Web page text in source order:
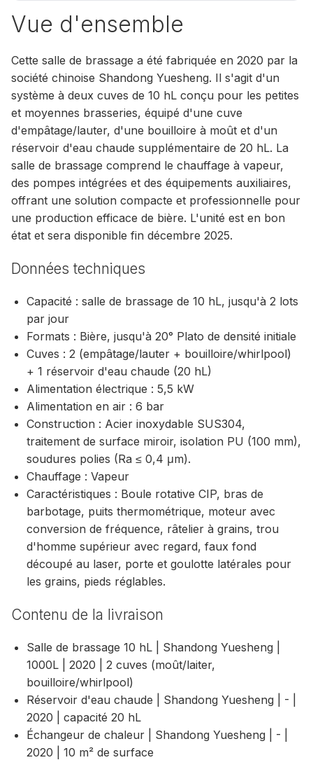
Vue d'ensemble
Cette salle de brassage a été fabriquée en 2020 par la
société chinoise Shandong Yuesheng. Il s'agit d'un
système à deux cuves de 10 hL conçu pour les petites
et moyennes brasseries, équipé d'une cuve
d'empâtage/lauter, d'une bouilloire à moût et d'un
réservoir d'eau chaude supplémentaire de 20 hL. La
salle de brassage comprend le chauffage à vapeur,
des pompes intégrées et des équipements auxiliaires,
offrant une solution compacte et professionnelle pour
une production efficace de bière. L'unité est en bon
état et sera disponible fin décembre 2025.
Données techniques
Capacité : salle de brassage de 10 hL, jusqu'à 2 lots
par jour
Formats : Bière, jusqu'à 20° Plato de densité initiale
Cuves : 2 (empâtage/lauter + bouilloire/whirlpool)
+ 1 réservoir d'eau chaude (20 hL)
Alimentation électrique : 5,5 kW
Alimentation en air : 6 bar
Construction : Acier inoxydable SUS304,
traitement de surface miroir, isolation PU (100 mm),
soudures polies (Ra ≤ 0,4 μm).
Chauffage : Vapeur
Caractéristiques : Boule rotative CIP, bras de
barbotage, puits thermométrique, moteur avec
conversion de fréquence, râtelier à grains, trou
d'homme supérieur avec regard, faux fond
découpé au laser, porte et goulotte latérales pour
les grains, pieds réglables.
Contenu de la livraison
Salle de brassage 10 hL | Shandong Yuesheng |
1000L | 2020 | 2 cuves (moût/laiter,
bouilloire/whirlpool)
Réservoir d'eau chaude | Shandong Yuesheng | - |
2020 | capacité 20 hL
Échangeur de chaleur | Shandong Yuesheng | - |
2020 | 10 m² de surface